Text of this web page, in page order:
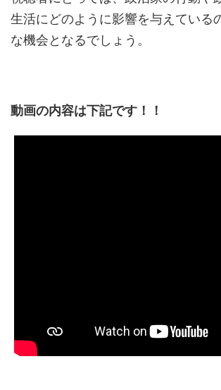
生活にどのように影響を与えている
な機会となるでしょう。
動画の内容は下記です！！